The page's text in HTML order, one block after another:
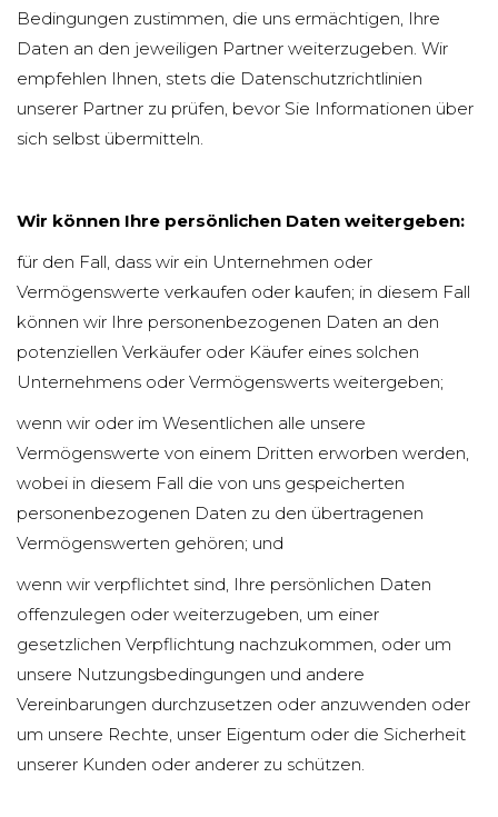
Bedingungen zustimmen, die uns ermächtigen, Ihre
Daten an den jeweiligen Partner weiterzugeben. Wir
empfehlen Ihnen, stets die Datenschutzrichtlinien
unserer Partner zu prüfen, bevor Sie Informationen über
sich selbst übermitteln.
Wir können Ihre persönlichen Daten weitergeben:
für den Fall, dass wir ein Unternehmen oder
Vermögenswerte verkaufen oder kaufen; in diesem Fall
können wir Ihre personenbezogenen Daten an den
potenziellen Verkäufer oder Käufer eines solchen
Unternehmens oder Vermögenswerts weitergeben;
wenn wir oder im Wesentlichen alle unsere
Vermögenswerte von einem Dritten erworben werden,
wobei in diesem Fall die von uns gespeicherten
personenbezogenen Daten zu den übertragenen
Vermögenswerten gehören; und
wenn wir verpflichtet sind, Ihre persönlichen Daten
offenzulegen oder weiterzugeben, um einer
gesetzlichen Verpflichtung nachzukommen, oder um
unsere Nutzungsbedingungen und andere
Vereinbarungen durchzusetzen oder anzuwenden oder
um unsere Rechte, unser Eigentum oder die Sicherheit
unserer Kunden oder anderer zu schützen.